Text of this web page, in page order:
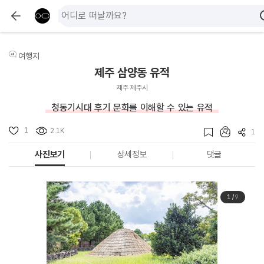
여행지
제주 삼양동 유적
제주 제주시
청동기시대 후기 문화를 이해할 수 있는 유적
1 2.1K 1
사진보기 상세정보 댓글
1/9